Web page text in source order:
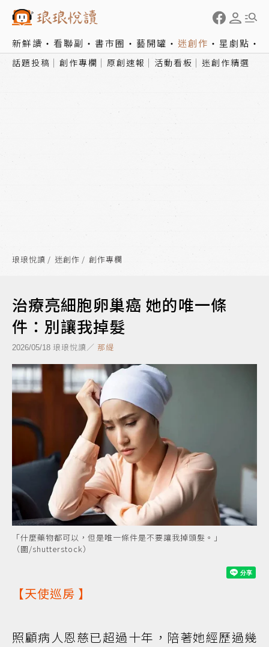
新鮮讀 看聯副 書市圈 藝開罐 迷創作 星劇點
話題投稿 創作專欄 原創速報 活動看板 迷創作精選
琅琅悅讀 迷創作 創作專欄
治療亮細胞卵巢癌 她的唯一條
件：別讓我掉髮
2026/05/18 琅琅悅讀／ 那緹
「什麼藥物都可以，但是唯一條件是不要讓我掉頭髮。」
（圖/shutterstock）
【天使巡房 】
照顧病人恩慈已超過十年，陪著她經歷過幾